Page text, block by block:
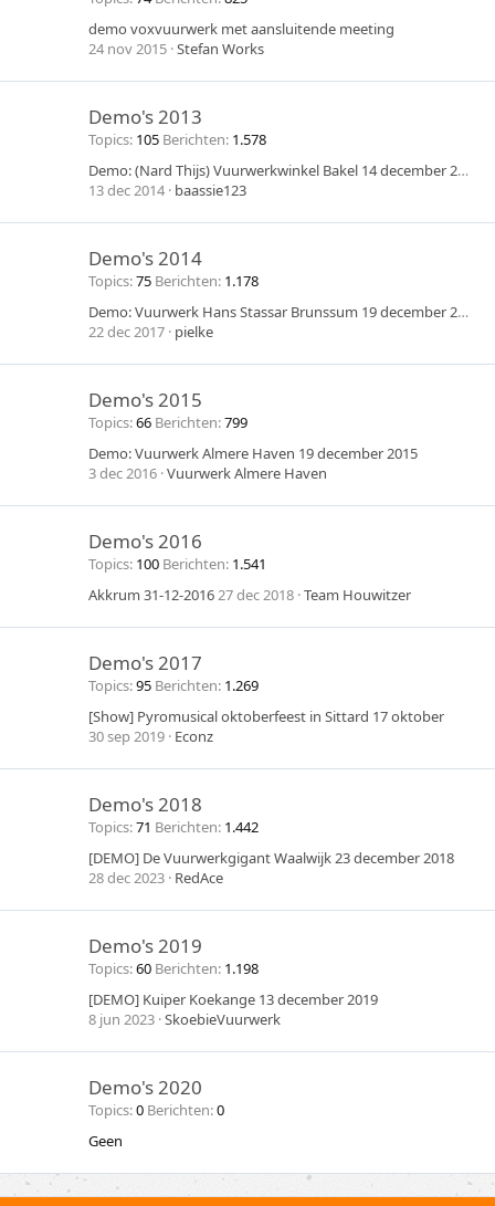
demo voxvuurwerk met aansluitende meeting
24 nov 2015 Stefan Works
Demo's 2013
Topics 105 Berichten 1.578
Demo: (Nard Thijs) Vuurwerkwinkel Bakel 14 december 2013
13 dec 2014 baassie123
Demo's 2014
Topics 75 Berichten 1.178
Demo: Vuurwerk Hans Stassar Brunssum 19 december 2014
22 dec 2017 pielke
Demo's 2015
Topics 66 Berichten 799
Demo: Vuurwerk Almere Haven 19 december 2015
3 dec 2016 Vuurwerk Almere Haven
Demo's 2016
Topics 100 Berichten 1.541
Akkrum 31-12-201627 dec 2018 Team Houwitzer
Demo's 2017
Topics 95 Berichten 1.269
[Show] Pyromusical oktoberfeest in Sittard 17 oktober
30 sep 2019 Econz
Demo's 2018
Topics 71 Berichten 1.442
[DEMO] De Vuurwerkgigant Waalwijk 23 december 2018
28 dec 2023 RedAce
Demo's 2019
Topics 60 Berichten 1.198
[DEMO] Kuiper Koekange 13 december 2019
8 jun 2023 SkoebieVuurwerk
Demo's 2020
Topics 0 Berichten 0
Geen